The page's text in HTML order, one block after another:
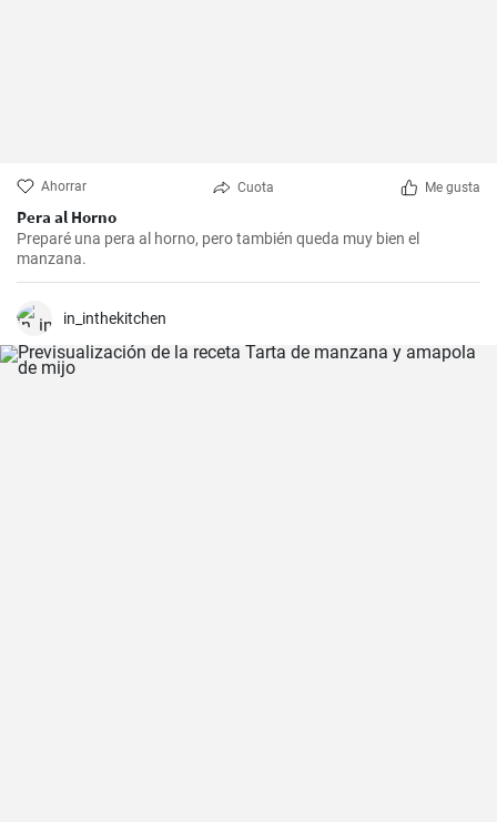
Ahorrar Cuota Me gusta
Pera al Horno
Preparé una pera al horno, pero también queda muy bien el
manzana.
in_inthekitchen